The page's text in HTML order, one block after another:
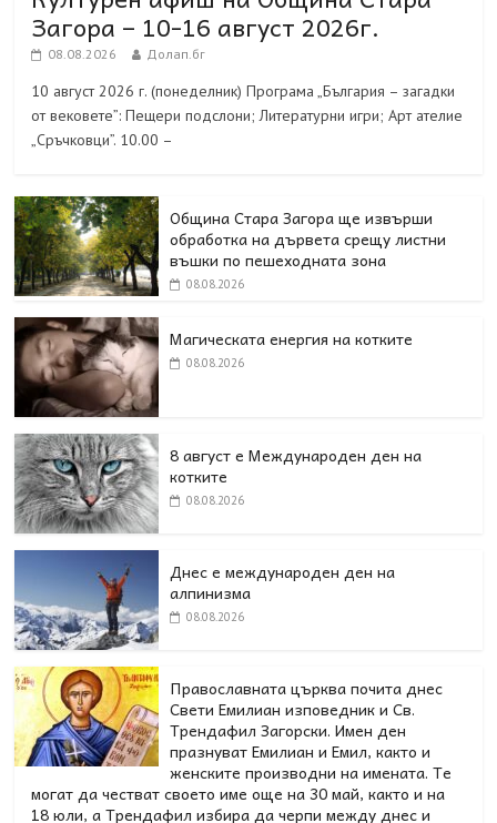
Загора – 10-16 август 2026г.
08.08.2026 Долап.бг
10 август 2026 г. (понеделник) Програма „България – загадки
от вековете”: Пещери подслони; Литературни игри; Арт ателие
„Сръчковци”. 10.00 –
Община Стара Загора ще извърши
обработка на дървета срещу листни
въшки по пешеходната зона
08.08.2026
Магическата енергия на котките
08.08.2026
8 август е Международен ден на
котките
08.08.2026
Днес е международен ден на
алпинизма
08.08.2026
Православната църква почита днес
Свети Емилиан изповедник и Св.
Трендафил Загорски. Имен ден
празнуват Емилиан и Емил, както и
женските производни на имената. Те
могат да честват своето име още на 30 май, както и на
18 юли, а Трендафил избира да черпи между днес и